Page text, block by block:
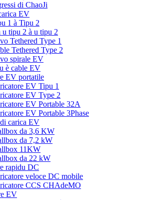
di ChaoJi
EV
1 à Tipu 2
u tipu 2 à u tipu 2
Tethered Type 1
Tethered Type 2
spirale EV
è cable EV
EV portatile
EV Tipu 1
EV Type 2
EV Portable 32A
EV Portable 3Phase
carica EV
da 3,6 KW
da 7,2 kW
11KW
da 22 kW
rapidu DC
veloce DC mobile
CCS CHAdeMO
EV